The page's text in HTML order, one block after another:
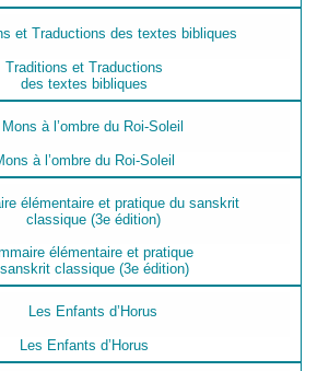
Traditions et Traductions
des textes bibliques
à l’ombre du Roi-Soleil
élémentaire et pratique
classique (3e édition)
Les Enfants d’Horus